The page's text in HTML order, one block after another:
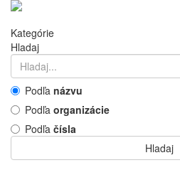
Kategórie
Hladaj
Podľa názvu
Podľa organizácie
Podľa čísla
Hladaj